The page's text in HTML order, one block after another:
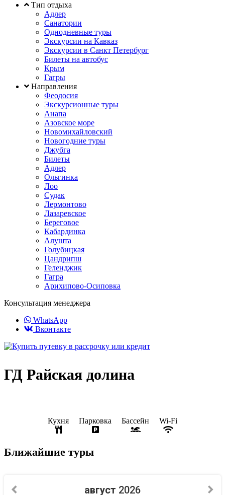
Тип отдыха
Адлер
Санатории
Однодневные туры
Экскурсии на Кавказ
Экскурсии в Санкт Петербург
Билеты на автобус
Крым
Гагры
Направления
Феодосия
Экскурсионные туры
Анапа
Азовское море
Новомихайловский
Новогодние туры
Джубга
Билеты
Адлер
Ольгинка
Лоо
Судак
Лермонтово
Лазаревское
Береговое
Кабардинка
Алушта
Голубицкая
Цандрипш
Геленджик
Гагра
Арихипово-Осиповка
Консультация менеджера
WhatsApp
Вконтакте
ГД Райская долина
Кухня Парковка Бассейн Wi-Fi
Ближайшие туры
август 2026